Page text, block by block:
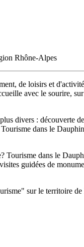
Rhône-Alpes
de loisirs et
avec le sourire,
divers : découverte
dans le
Tourisme dans le
guidées de
sur le territoire